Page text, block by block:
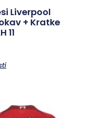
Liverpool
+ Kratke
11